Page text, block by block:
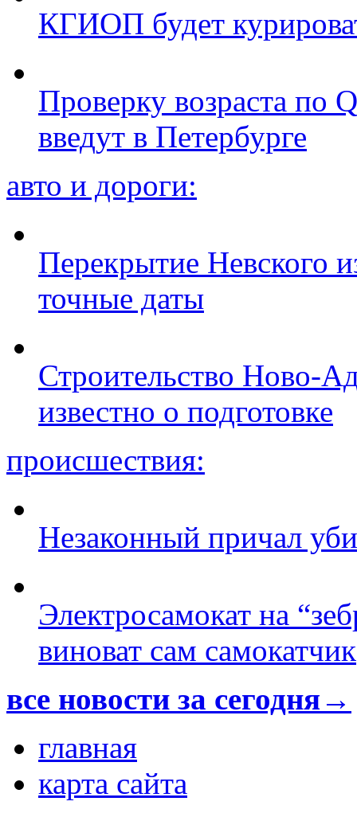
КГИОП будет
Проверку возраста по
введут в Петербурге
авто и дороги:
Перекрытие Невского
точные даты
Строительство Ново-
известно о подготовке
происшествия:
Незаконный причал
Электросамокат на
виноват сам самокатчик
все новости за сегодня→
главная
карта сайта